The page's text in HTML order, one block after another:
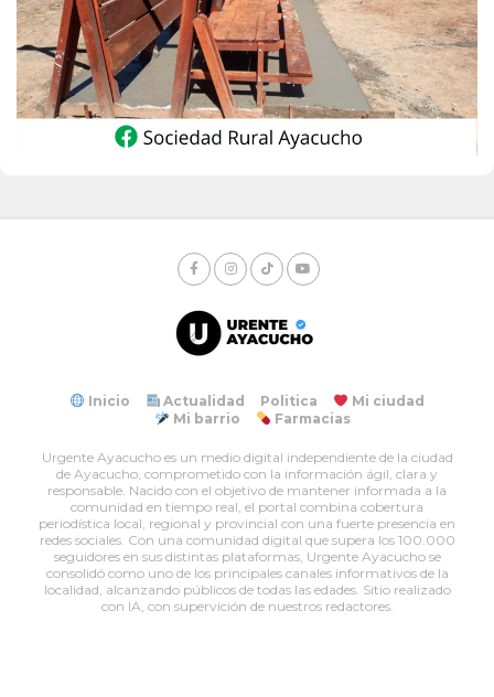
Inicio Actualidad Politica
Mi ciudad
Mi barrio
Farmacias
Urgente Ayacucho es un medio digital independiente de la ciudad
de Ayacucho, comprometido con la información ágil, clara y
responsable. Nacido con el objetivo de mantener informada a la
comunidad en tiempo real, el portal combina cobertura
periodística local, regional y provincial con una fuerte presencia en
redes sociales. Con una comunidad digital que supera los 100.000
seguidores en sus distintas plataformas, Urgente Ayacucho se
consolidó como uno de los principales canales informativos de la
localidad, alcanzando públicos de todas las edades. Sitio realizado
con IA, con supervición de nuestros redactores.